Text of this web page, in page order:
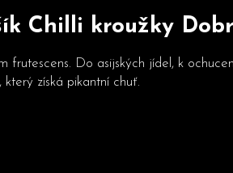
Chilli kroužky
frutescens. Do asijských jídel, k
který získá pikantní chuť.